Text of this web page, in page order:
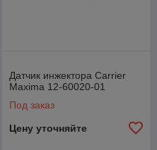
Датчик инжектора Carrier
Maxima 12-60020-01
Под заказ
Цену уточняйте